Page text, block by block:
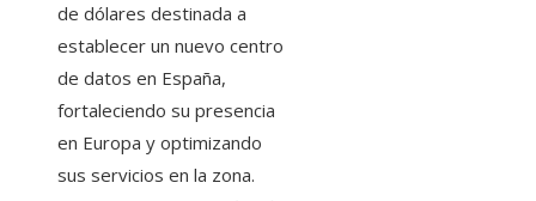
de dólares destinada a
establecer un nuevo centro
de datos en España,
fortaleciendo su presencia
en Europa y optimizando
sus servicios en la zona.